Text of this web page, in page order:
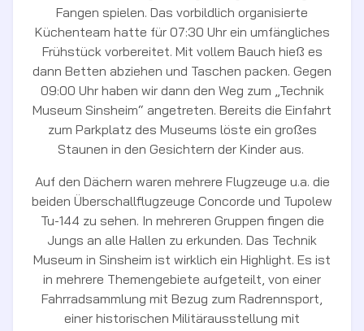
Fangen spielen. Das vorbildlich organisierte
Küchenteam hatte für 07:30 Uhr ein umfängliches
Frühstück vorbereitet. Mit vollem Bauch hieß es
dann Betten abziehen und Taschen packen. Gegen
09:00 Uhr haben wir dann den Weg zum „Technik
Museum Sinsheim“ angetreten. Bereits die Einfahrt
zum Parkplatz des Museums löste ein großes
Staunen in den Gesichtern der Kinder aus.
Auf den Dächern waren mehrere Flugzeuge u.a. die
beiden Überschallflugzeuge Concorde und Tupolew
Tu-144 zu sehen. In mehreren Gruppen fingen die
Jungs an alle Hallen zu erkunden. Das Technik
Museum in Sinsheim ist wirklich ein Highlight. Es ist
in mehrere Themengebiete aufgeteilt, von einer
Fahrradsammlung mit Bezug zum Radrennsport,
einer historischen Militärausstellung mit